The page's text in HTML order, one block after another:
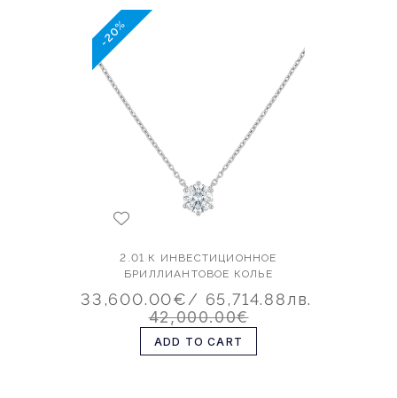
-20%
2.01 К ИНВЕСТИЦИОННОЕ
БРИЛЛИАНТОВОЕ КОЛЬЕ
33,600.00€/ 65,714.88лв.
42,000.00€
ADD TO CART